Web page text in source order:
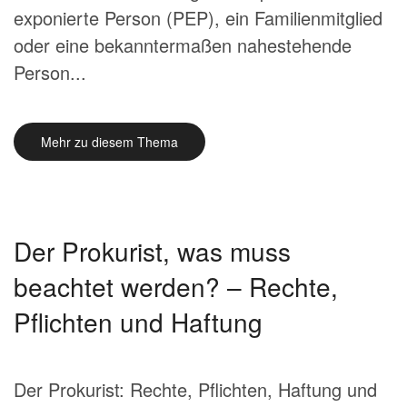
exponierte Person (PEP), ein Familienmitglied
oder eine bekanntermaßen nahestehende
Person...
Mehr zu diesem Thema
Der Prokurist, was muss
beachtet werden? – Rechte,
Pflichten und Haftung
Der Prokurist: Rechte, Pflichten, Haftung und